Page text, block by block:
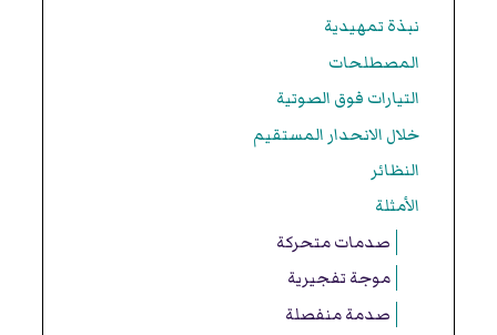
نبذة تمهيدية
المصطلحات
التيارات فوق الصوتية
خلال الانحدار المستقيم
النظائر
الأمثلة
صدمات متحركة
موجة تفجيرية
صدمة منفصلة